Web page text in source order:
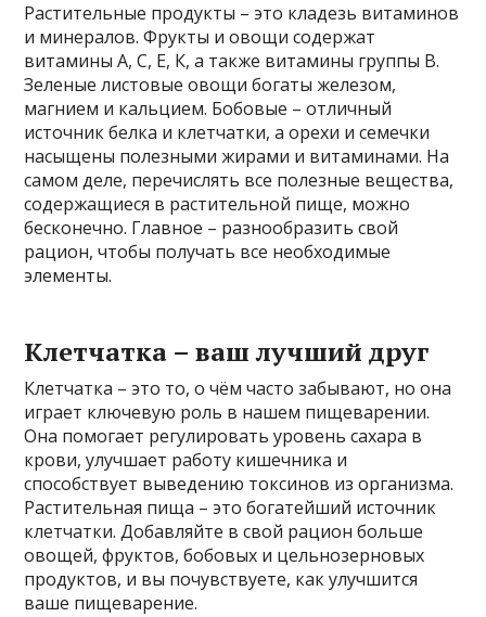
Растительные продукты – это кладезь витаминов
и минералов. Фрукты и овощи содержат
витамины А, С, Е, К, а также витамины группы В.
Зеленые листовые овощи богаты железом,
магнием и кальцием. Бобовые – отличный
источник белка и клетчатки, а орехи и семечки
насыщены полезными жирами и витаминами. На
самом деле, перечислять все полезные вещества,
содержащиеся в растительной пище, можно
бесконечно. Главное – разнообразить свой
рацион, чтобы получать все необходимые
элементы.
Клетчатка – ваш лучший друг
Клетчатка – это то, о чём часто забывают, но она
играет ключевую роль в нашем пищеварении.
Она помогает регулировать уровень сахара в
крови, улучшает работу кишечника и
способствует выведению токсинов из организма.
Растительная пища – это богатейший источник
клетчатки. Добавляйте в свой рацион больше
овощей, фруктов, бобовых и цельнозерновых
продуктов, и вы почувствуете, как улучшится
ваше пищеварение.